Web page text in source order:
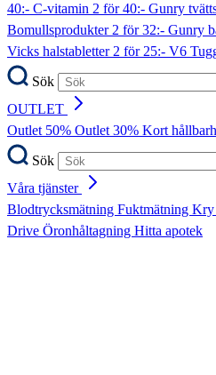
40:- C-vitamin 2 för 40:- Gunry
Bomullsprodukter2 för 32:- Gunry
Vicks halstabletter2 för 25:- V6
Sök
OUTLET
Outlet 50% Outlet 30% Kort
Sök
Våra tjänster
Blodtrycksmätning Fuktmätning Kry
Drive Öronhåltagning Hitta apotek